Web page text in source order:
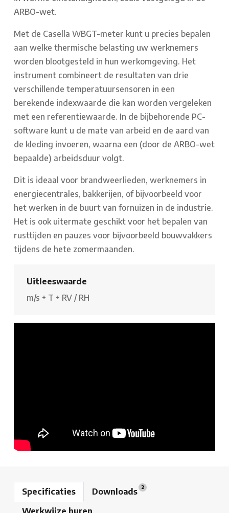
ARBO-wet.
Met de Casella WBGT-meter kunt u precies bepalen
aan welke thermische belasting uw werknemers
worden blootgesteld in hun werkomgeving. Het
instrument combineert de resultaten van drie
verschillende temperatuursensoren in een
berekende indexwaarde die kan worden vergeleken
met een referentiewaarde. In de bijbehorende PC-
software kunt u de mate van arbeid en de aard van
de kleding invoeren, waarna een (door de ARBO-wet
bepaalde) arbeidsduur volgt.
Dit is ideaal voor brandweerlieden, werknemers in
energiecentrales, bakkerijen, of bijvoorbeeld voor
het werken in de buurt van fornuizen in de industrie.
Het is ook uitermate geschikt voor het bepalen van
rusttijden en pauzes voor bijvoorbeeld bouwvakkers
tijdens de hete zomermaanden.
Uitleeswaarde
m/s + T + RV / RH
Specificaties Downloads 2